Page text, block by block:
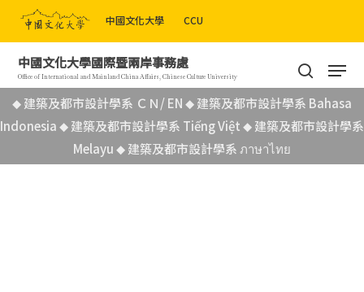
main
content
中國文化大學 CCU
中國文化大學國際暨兩岸事務處
Office of International and Mainland China Affairs, Chinese Culture University search
◆ 建築及都市設計學系 ＣＮ/ EN ◆ 建築及都市設計學系 Bahasa
Indonesia ◆ 建築及都市設計學系 Tiếng Việt ◆ 建築及都市設計學系
Melayu ◆ 建築及都市設計學系 ภาษาไทย
Menu